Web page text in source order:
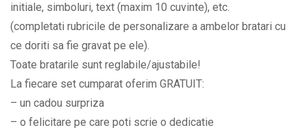
o
data
importanta
BPC329
quantity
initiale, simboluri, text (maxim 10 cuvinte), etc.
(completati rubricile de personalizare a ambelor bratari cu
ce doriti sa fie gravat pe ele).
Toate bratarile sunt reglabile/ajustabile!
La fiecare set cumparat oferim GRATUIT:
– un cadou surpriza
– o felicitare pe care poti scrie o dedicatie